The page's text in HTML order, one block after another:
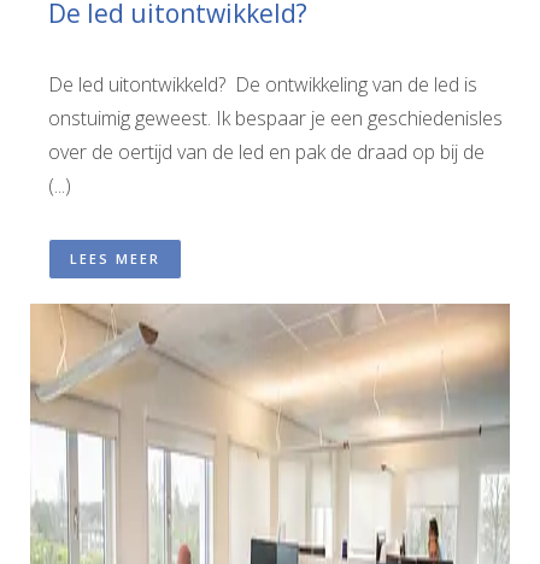
De led uitontwikkeld?
De led uitontwikkeld? De ontwikkeling van de led is
onstuimig geweest. Ik bespaar je een geschiedenisles
over de oertijd van de led en pak de draad op bij de
(...)
LEES MEER